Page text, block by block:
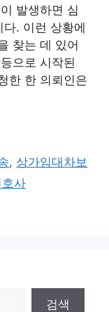
발생하면 심
. 이런 상황에
찾는 데 있어
으로 시작된
한 한 의뢰인은
, 상가임대차보
사
검색